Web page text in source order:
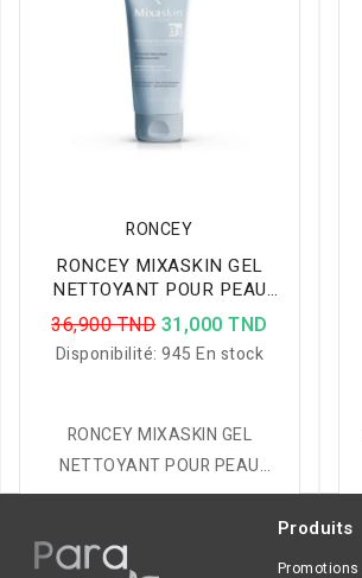
RONCEY
RONCEY MIXASKIN GEL
NETTOYANT POUR PEAU
MIXTE,200ML
36,900 TND 31,000 TND
Disponibilité:945 En stock
RONCEY MIXASKIN GEL
NETTOYANT POUR PEAU
MIXTE,200ML
Produits
Promotions